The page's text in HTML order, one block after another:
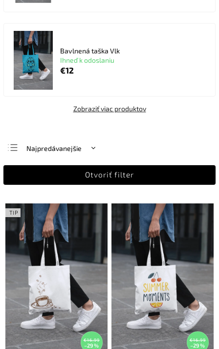
Bavlnená taška Vlk
Ihneď k odoslaniu
€12
Zobraziť viac produktov
Najpredávanejšie
Najlacnejšie
Otvoriť filter
TIP
€16,99
–29 %
€16,99
–29 %